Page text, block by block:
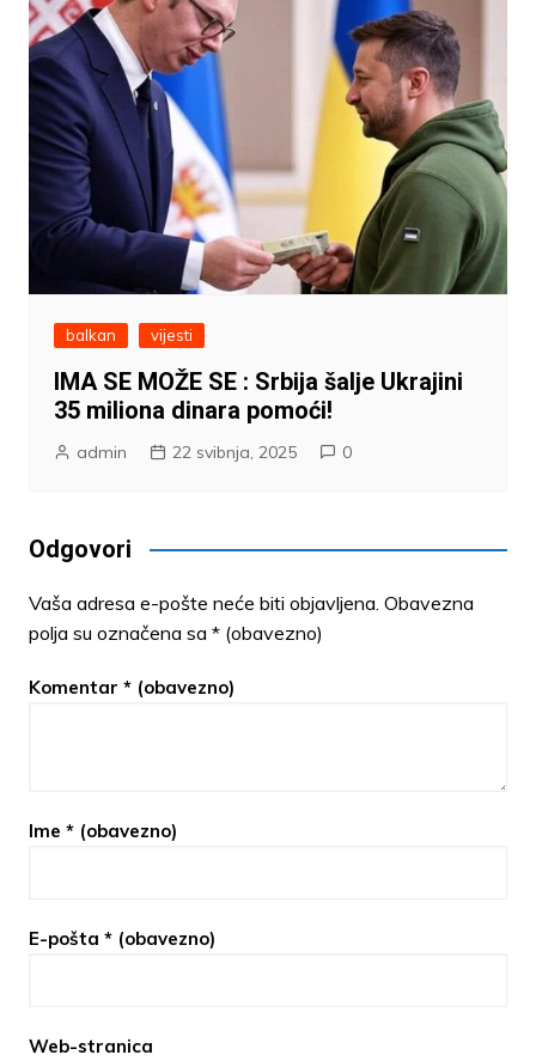
balkan vijesti
IMA SE MOŽE SE : Srbija šalje Ukrajini
35 miliona dinara pomoći!
admin 22 svibnja, 2025 0
Odgovori
Vaša adresa e-pošte neće biti objavljena. Obavezna
polja su označena sa * (obavezno)
Komentar * (obavezno)
Ime * (obavezno)
E-pošta * (obavezno)
Web-stranica